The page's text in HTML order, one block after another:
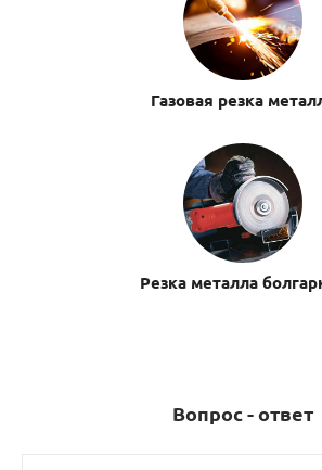
Газовая резка
Резка металла
Вопрос - ответ